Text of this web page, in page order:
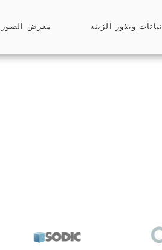
نباتات وبذور الزينة معرض الصور